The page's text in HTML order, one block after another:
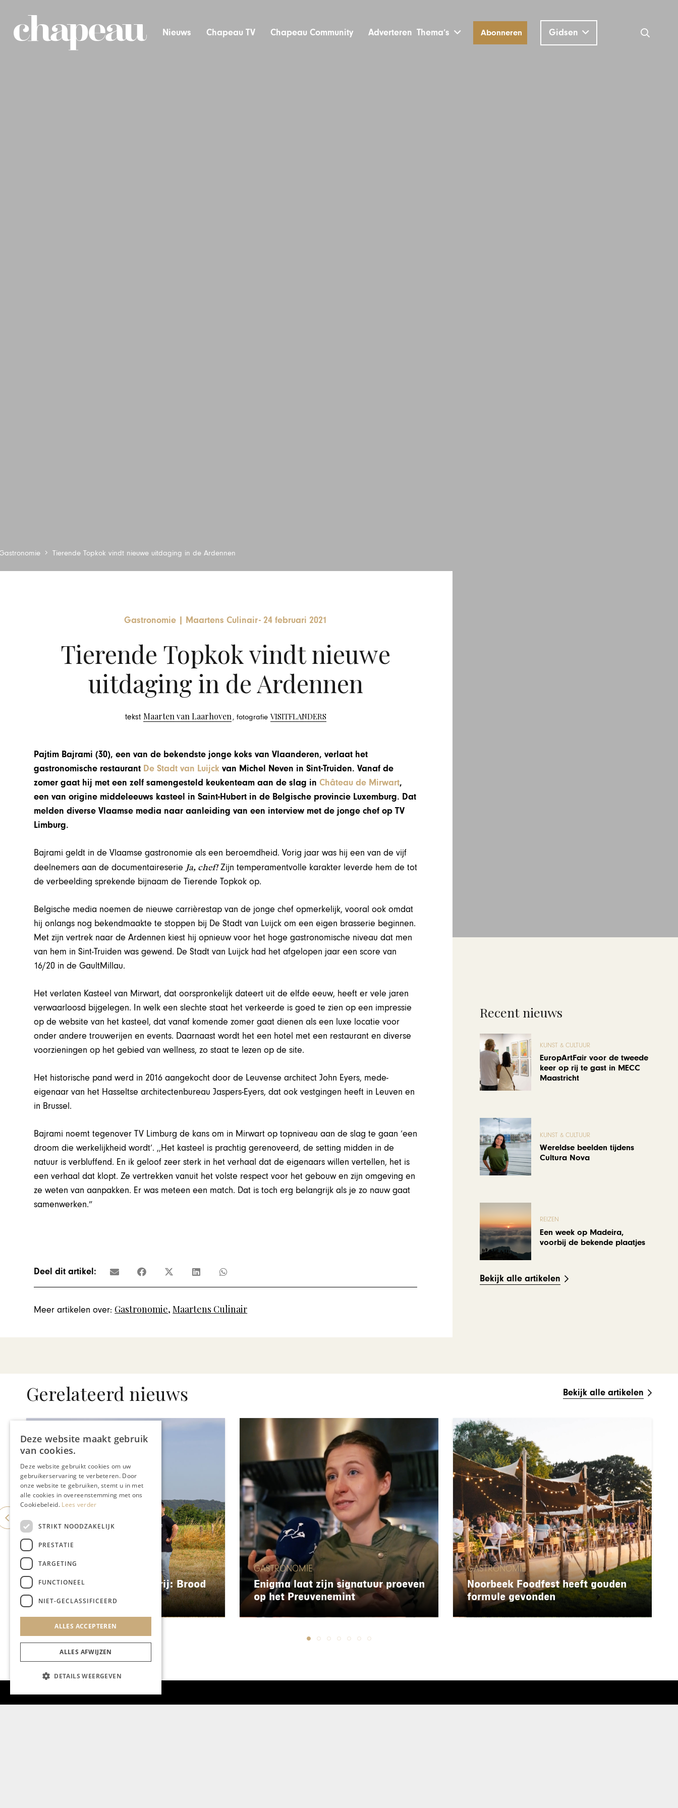
Nieuws Chapeau TV Chapeau Community Adverteren Thema’s Abonneren Gidsen
Tierende Topkok vindt nieuwe uitdaging in de Ardennen
Gastronomie Maartens Culinair-24 februari 2021
Tierende Topkok vindt nieuwe
uitdaging in de Ardennen
tekst Maarten van Laarhoven , fotografie VISITFLANDERS
Pajtim Bajrami (30), een van de bekendste jonge koks van Vlaanderen, verlaat het
gastronomische restaurant De Stadt van Luijck van Michel Neven in Sint-Truiden. Vanaf de
zomer gaat hij met een zelf samengesteld keukenteam aan de slag inChâteau de Mirwart,
een van origine middeleeuws kasteel in Saint-Hubert in de Belgische provincie Luxemburg. Dat
melden diverse Vlaamse media naar aanleiding van een interview met de jonge chef op TV
Limburg.
Bajrami geldt in de Vlaamse gastronomie als een beroemdheid. Vorig jaar was hij een van de vijf
deelnemers aan de documentaireserie Ja, chef!Zijn temperamentvolle karakter leverde hem de tot
de verbeelding sprekende bijnaam de Tierende Topkok op.
Belgische media noemen de nieuwe carrièrestap van de jonge chef opmerkelijk, vooral ook omdat
hij onlangs nog bekendmaakte te stoppen bij De Stadt van Luijck om een eigen brasserie beginnen.
Met zijn vertrek naar de Ardennen kiest hij opnieuw voor het hoge gastronomische niveau dat men
van hem in Sint-Truiden was gewend. De Stadt van Luijck had het afgelopen jaar een score van
16/20 in de GaultMillau.
Het verlaten Kasteel van Mirwart, dat oorspronkelijk dateert uit de elfde eeuw, heeft er vele jaren
verwaarloosd bijgelegen. In welk een slechte staat het verkeerde is goed te zien op een impressie
op de website van het kasteel, dat vanaf komende zomer gaat dienen als een luxe locatie voor
onder andere trouwerijen en events. Daarnaast wordt het een hotel met een restaurant en diverse
voorzieningen op het gebied van wellness, zo staat te lezen op de site.
Het historische pand werd in 2016 aangekocht door de Leuvense architect John Eyers, mede-
eigenaar van het Hasseltse architectenbureau Jaspers-Eyers, dat ook vestgingen heeft in Leuven en
in Brussel.
Bajrami noemt tegenover TV Limburg de kans om in Mirwart op topniveau aan de slag te gaan ‘een
droom die werkelijkheid wordt’. ,,Het kasteel is prachtig gerenoveerd, de setting midden in de
natuur is verbluffend. En ik geloof zeer sterk in het verhaal dat de eigenaars willen vertellen, het is
een verhaal dat klopt. Ze vertrekken vanuit het volste respect voor het gebouw en zijn omgeving en
ze weten van aanpakken. Er was meteen een match. Dat is toch erg belangrijk als je zo nauw gaat
samenwerken.”
Deel dit artikel:
Meer artikelen over: Gastronomie,Maartens Culinair
Recent nieuws
KUNST & CULTUUR
EuropArtFair voor de tweede
keer op rij te gast in MECC
Maastricht
KUNST & CULTUUR
Wereldse beelden tijdens
Cultura Nova
REIZEN
Een week op Madeira,
voorbij de bekende plaatjes
Bekijk alle artikelen
Gerelateerd nieuws Bekijk alle artikelen
GASTRONOMIE
ES&C opent eigen bakkerij: Brood
Atelier
GASTRONOMIE
Enigma laat zijn signatuur proeven
op het Preuvenemint
GASTRONOMIE
Noorbeek Foodfest heeft gouden
formule gevonden
Deze website maakt gebruik
van cookies.
Deze website gebruikt cookies om uw
gebruikerservaring te verbeteren. Door
onze website te gebruiken, stemt u in met
alle cookies in overeenstemming met ons
Cookiebeleid. Lees verder
STRIKT NOODZAKELIJK
PRESTATIE
TARGETING
FUNCTIONEEL
NIET-GECLASSIFICEERD
ALLES ACCEPTEREN
ALLES AFWIJZEN
DETAILS WEERGEVEN